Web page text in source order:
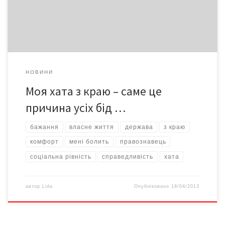
НОВИНИ
Моя хата з краю – саме це
причина усіх бід …
бажання власне життя держава з краю
комфорт мені болить правознавець
соціальна рівність справедливість хата
автор Lida Опубліковано 18/04/2013